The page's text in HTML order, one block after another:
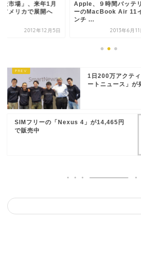
天市場」、来年1月
アメリカで展開へ
2012年12月5日
Apple、９時間バッテリ
ーのMacBook Air 11
ンチ ...
2013年6月11
1日200万アクテ
ートニュース」が
SIMフリーの「Nexus 4」が14,465円
で販売中